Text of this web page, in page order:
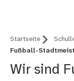
Startseite
Fußball-
Wir sind